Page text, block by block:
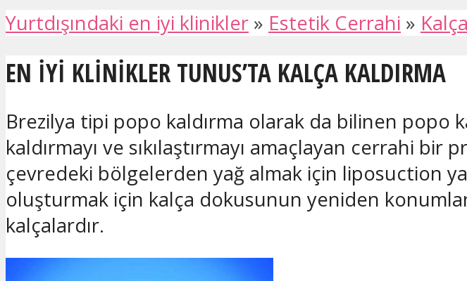
Yurtdışındaki en iyi klinikler » Estetik Cerrahi »
EN IYI KLINIKLER TUNUS’TA KALÇA KALDIRMA
Brezilya tipi popo kaldırma olarak da bilinen popo
kaldırmayı ve sıkılaştırmayı amaçlayan cerrahi
çevredeki bölgelerden yağ almak için liposuction
oluşturmak için kalça dokusunun yeniden
kalçalardır.